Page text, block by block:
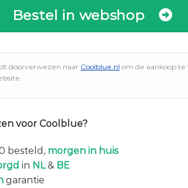
Bestel in webshop
doorverwezen naar Coolblue.nl om de aankoop te
voor Coolblue?
besteld, morgen in huis
in NL& BE
garantie